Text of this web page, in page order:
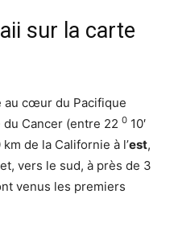
sur la carte
au cœur du Pacifique
Cancer (entre 22 0 10′
de la Californie à l’est,
vers le sud, à près de 3
venus les premiers